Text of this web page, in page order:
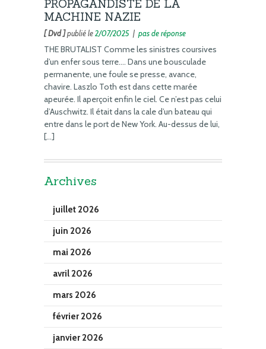
PROPAGANDISTE DE LA
MACHINE NAZIE
[ Dvd ]publié le2/07/2025 | pas de réponse
THE BRUTALIST Comme les sinistres coursives
d’un enfer sous terre…. Dans une bousculade
permanente, une foule se presse, avance,
chavire. Laszlo Toth est dans cette marée
apeurée. Il aperçoit enfin le ciel. Ce n’est pas celui
d’Auschwitz. Il était dans la cale d’un bateau qui
entre dans le port de New York. Au-dessus de lui,
[…]
Archives
juillet 2026
juin 2026
mai 2026
avril 2026
mars 2026
février 2026
janvier 2026